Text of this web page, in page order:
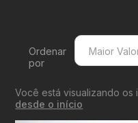
Ordenar
por
Maior
Maior
Menor
Você está visualizando os
desde o início